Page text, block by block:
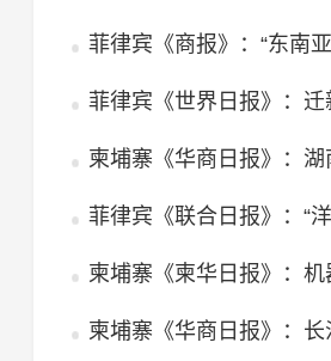
菲律宾《商报》：“东南
菲律宾《世界日报》：
柬埔寨《华商日报》：
菲律宾《联合日报》：“
柬埔寨《柬华日报》：机
柬埔寨《华商日报》：长